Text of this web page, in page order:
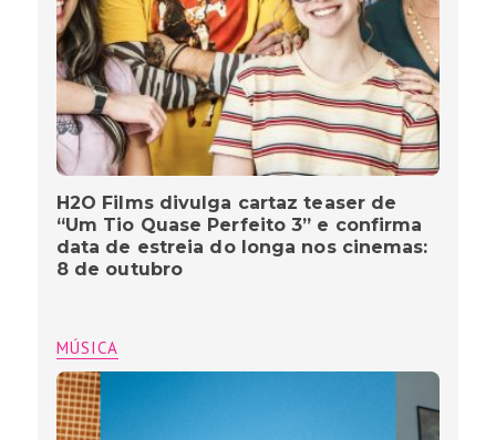
H2O Films divulga cartaz teaser de
“Um Tio Quase Perfeito 3” e confirma
data de estreia do longa nos cinemas:
8 de outubro
MÚSICA